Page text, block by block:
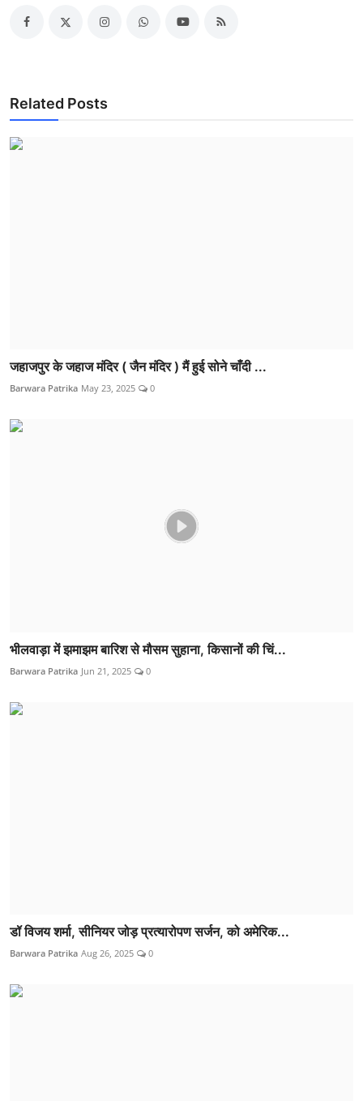
Related Posts
जहाजपुर के जहाज मंदिर ( जैन मंदिर ) मैं हुई सोने चाँदी ...
Barwara Patrika May 23, 2025 0
भीलवाड़ा में झमाझम बारिश से मौसम सुहाना, किसानों की चिं...
Barwara Patrika Jun 21, 2025 0
डॉ विजय शर्मा, सीनियर जोड़ प्रत्यारोपण सर्जन, को अमेरिक...
Barwara Patrika Aug 26, 2025 0